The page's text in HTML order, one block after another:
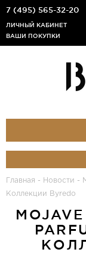
7 (495) 565-32-20
ЛИЧНЫЙ КАБИНЕТ
ВАШИ ПОКУПКИ
Главная - Новости -
Коллекции Byredo